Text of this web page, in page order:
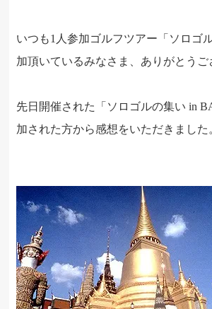
いつも1人参加ゴルフツアー「ソロゴ
加頂いているみなさま、ありがとうご
先日開催された「ソロゴルの集い in
加された方から感想をいただきました